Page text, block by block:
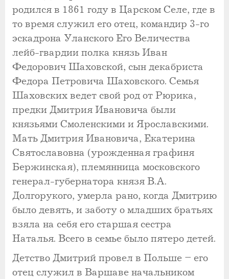
родился в 1861 году в Царском Селе, где в
то время служил его отец, командир 3-го
эскадрона Уланского Его Величества
лейб-гвардии полка князь Иван
Федорович Шаховской, сын декабриста
Федора Петровича Шаховского. Семья
Шаховских ведет свой род от Рюрика,
предки Дмитрия Ивановича были
князьями Смоленскими и Ярославскими.
Мать Дмитрия Ивановича, Екатерина
Святославовна (урожденная графиня
Бержинская), племянница московского
генерал-губернатора князя В.А.
Долгорукого, умерла рано, когда Дмитрию
было девять, и заботу о младших братьях
взяла на себя его старшая сестра
Наталья. Всего в семье было пятеро детей.
Детство Дмитрий провел в Польше – его
отец служил в Варшаве начальником